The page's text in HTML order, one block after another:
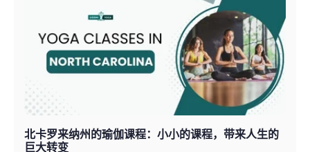
北卡罗来纳州的瑜伽课程：小小的课程，带来人生的
巨大转变